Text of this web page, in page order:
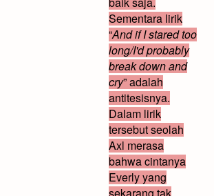
Sementara lirik
“And if I stared too
long/I'd probably
break down and
cry” adalah
antitesisnya.
Dalam lirik
tersebut seolah
Axl merasa
bahwa cintanya
Everly yang